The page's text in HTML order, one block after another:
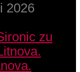
2026